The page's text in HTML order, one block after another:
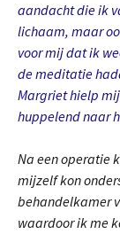
aandacht die ik
lichaam, maar
voor mij dat ik
de meditatie
Margriet hielp
huppelend naar
Na een operatie
mijzelf kon
behandelkamer
waardoor ik me